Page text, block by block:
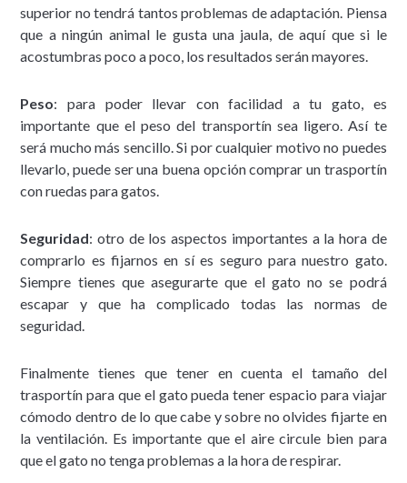
superior no tendrá tantos problemas de adaptación. Piensa
que a ningún animal le gusta una jaula, de aquí que si le
acostumbras poco a poco, los resultados serán mayores.
Peso: para poder llevar con facilidad a tu gato, es
importante que el peso del transportín sea ligero. Así te
será mucho más sencillo. Si por cualquier motivo no puedes
llevarlo, puede ser una buena opción comprar un trasportín
con ruedas para gatos.
Seguridad: otro de los aspectos importantes a la hora de
comprarlo es fijarnos en sí es seguro para nuestro gato.
Siempre tienes que asegurarte que el gato no se podrá
escapar y que ha complicado todas las normas de
seguridad.
Finalmente tienes que tener en cuenta el tamaño del
trasportín para que el gato pueda tener espacio para viajar
cómodo dentro de lo que cabe y sobre no olvides fijarte en
la ventilación. Es importante que el aire circule bien para
que el gato no tenga problemas a la hora de respirar.